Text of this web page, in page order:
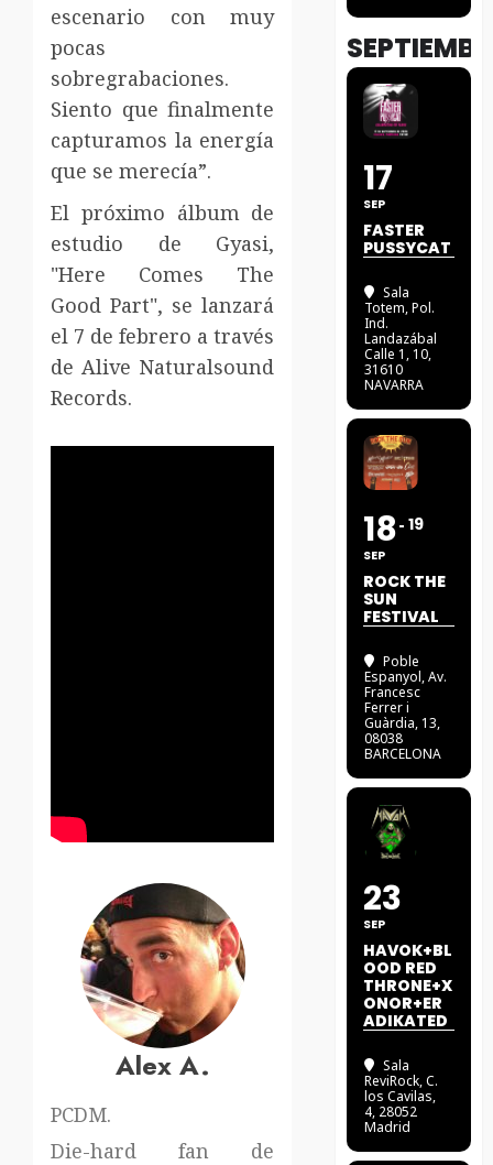
escenario con muy
pocas
sobregrabaciones.
Siento que finalmente
capturamos la energía
que se merecía”.
El próximo álbum de
estudio de Gyasi,
"Here Comes The
Good Part", se lanzará
el 7 de febrero a través
de Alive Naturalsound
Records.
Alex A.
PCDM.
Die-hard fan de
17
SEP
FASTER
PUSSYCAT
Sala
Totem, Pol.
Ind.
Landazábal
Calle 1, 10,
31610
NAVARRA
18
SEP
19
ROCK THE
SUN
FESTIVAL
Poble
Espanyol, Av.
Francesc
Ferrer i
Guàrdia, 13,
08038
BARCELONA
23
SEP
HAVOK+BL
OOD RED
THRONE+X
ONOR+ER
ADIKATED
Sala
ReviRock, C.
los Cavilas,
4, 28052
Madrid